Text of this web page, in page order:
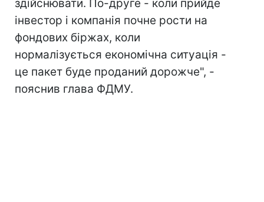
здійснювати. По-друге - коли прийде
інвестор і компанія почне рости на
фондових біржах, коли
нормалізується економічна ситуація -
це пакет буде проданий дорожче", -
пояснив глава ФДМУ.